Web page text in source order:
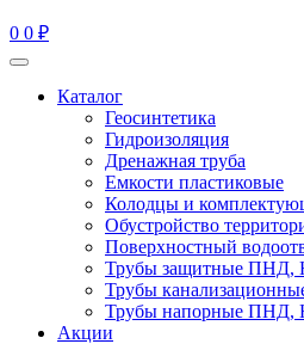
0 0 ₽
Каталог
Геосинтетика
Гидроизоляция
Дренажная труба
Емкости пластиковые
Колодцы и
Обустройство
Поверхностный
Трубы защитные
Трубы
Трубы напорные
Акции